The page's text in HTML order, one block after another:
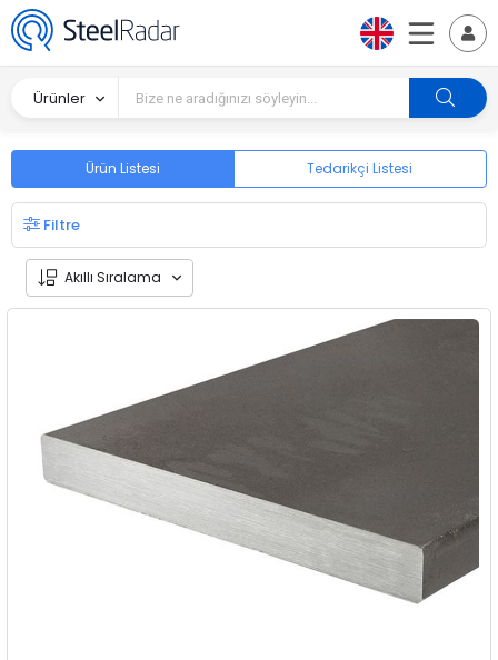
Ürünler
Ürün Listesi Tedarikçi Listesi
Filtre
Akıllı Sıralama